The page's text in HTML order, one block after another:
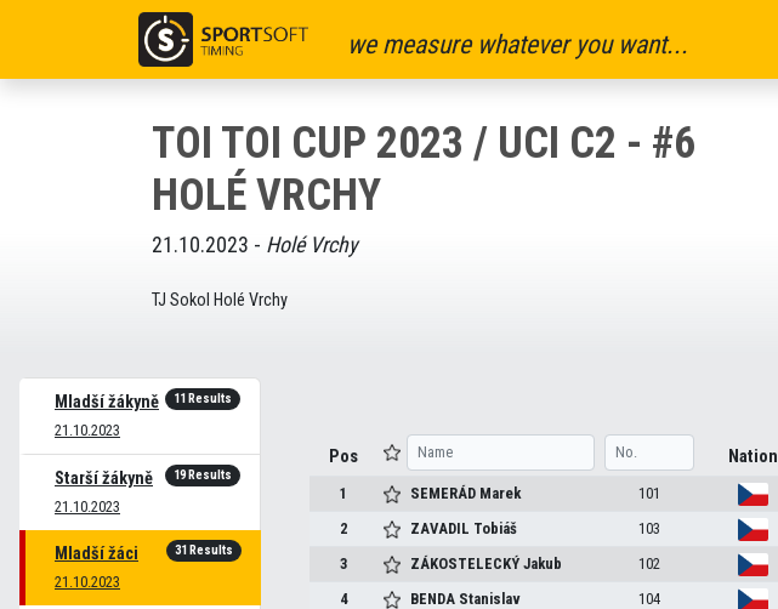
we measure whatever you want...
TOI TOI CUP 2023 / UCI C2 - #6
HOLÉ VRCHY
21.10.2023 - Holé Vrchy
TJ Sokol Holé Vrchy
Mladší žákyně
21.10.2023
11 Results
Starší žákyně
21.10.2023
19 Results
Mladší žáci
21.10.2023
31 Results
Pos Nation
1 SEMERÁD Marek 101
2
ZAVADIL Tobiáš 103
3
ZÁKOSTELECKÝJakub 102
4
BENDA Stanislav 104